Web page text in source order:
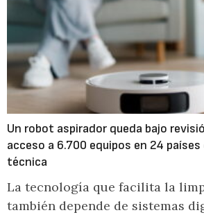
Un robot aspirador queda bajo
acceso a 6.700 equipos en 24
técnica
La tecnología que facilita la
también depende de sistemas